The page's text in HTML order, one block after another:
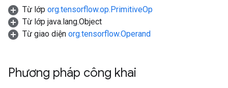
Từ lớp org.tensorflow.op.PrimitiveOp
Từ lớp java.lang.Object
Từ giao diện org.tensorflow.Operand
Phương pháp công khai